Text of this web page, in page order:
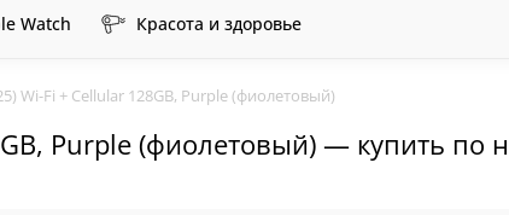
Watch Красота и здоровье
Wi-Fi + Cellular 128GB, Purple (фиолетовый)
Purple (фиолетовый) — купить по